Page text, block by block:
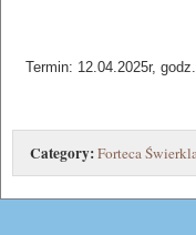
Termin: 12.04.2025r,
Category:Forteca